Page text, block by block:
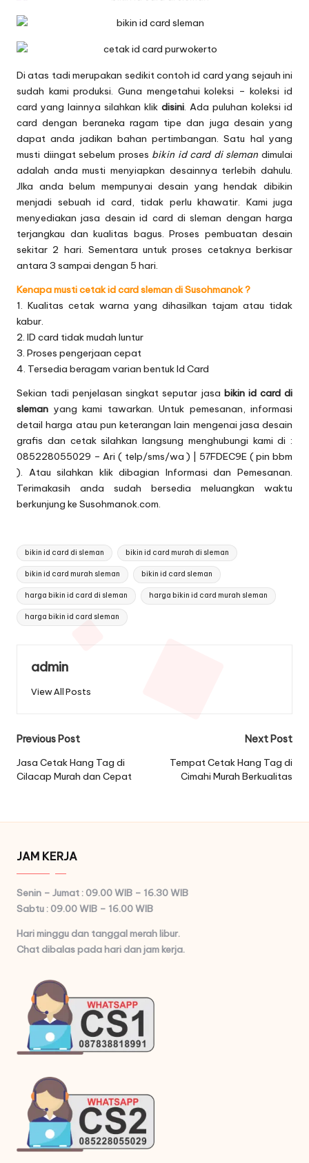
Di atas tadi merupakan sedikit contoh id card yang sejauh ini
sudah kami produksi. Guna mengetahui koleksi – koleksi id
card yang lainnya silahkan klik disini. Ada puluhan koleksi id
card dengan beraneka ragam tipe dan juga desain yang
dapat anda jadikan bahan pertimbangan. Satu hal yang
musti diingat sebelum proses bikin id card di sleman dimulai
adalah anda musti menyiapkan desainnya terlebih dahulu.
JIka anda belum mempunyai desain yang hendak dibikin
menjadi sebuah id card, tidak perlu khawatir. Kami juga
menyediakan jasa desain id card di sleman dengan harga
terjangkau dan kualitas bagus. Proses pembuatan desain
sekitar 2 hari. Sementara untuk proses cetaknya berkisar
antara 3 sampai dengan 5 hari.
Kenapa musti cetak id card sleman di Susohmanok ?
1. Kualitas cetak warna yang dihasilkan tajam atau tidak
kabur.
2. ID card tidak mudah luntur
3. Proses pengerjaan cepat
4. Tersedia beragam varian bentuk Id Card
Sekian tadi penjelasan singkat seputar jasa bikin id card di
sleman yang kami tawarkan. Untuk pemesanan, informasi
detail harga atau pun keterangan lain mengenai jasa desain
grafis dan cetak silahkan langsung menghubungi kami di :
085228055029 – Ari ( telp/sms/wa ) | 57FDEC9E ( pin bbm
). Atau silahkan klik dibagian Informasi dan Pemesanan.
Terimakasih anda sudah bersedia meluangkan waktu
berkunjung ke Susohmanok.com.
Tags:
bikin id card di sleman bikin id card murah di sleman
bikin id card murah sleman bikin id card sleman
harga bikin id card di sleman harga bikin id card murah sleman
harga bikin id card sleman
admin
View All Posts
Post
navigation
Previous Post
Jasa Cetak Hang Tag di
Cilacap Murah dan Cepat
Next Post
Tempat Cetak Hang Tag di
Cimahi Murah Berkualitas
JAM KERJA
Senin – Jumat : 09.00 WIB – 16.30 WIB
Sabtu : 09.00 WIB – 16.00 WIB
Hari minggu dan tanggal merah libur.
Chat dibalas pada hari dan jam kerja.